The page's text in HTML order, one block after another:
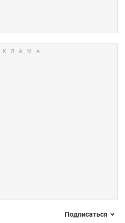
Подписаться